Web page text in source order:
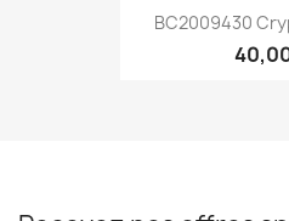
BC2009430